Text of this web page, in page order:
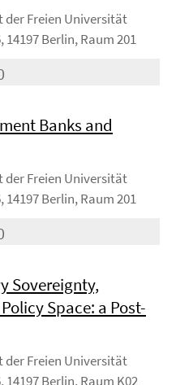
Freien Universität
14197 Berlin, Raum 201
Banks and
Freien Universität
14197 Berlin, Raum 201
Sovereignty,
Space: a Post-
Freien Universität
14197 Berlin, Raum K02